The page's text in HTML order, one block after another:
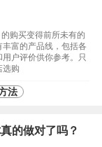
购买变得前所未有的
富的产品线，包括各
户评价供你参考。只
选购
法
的做对了吗？